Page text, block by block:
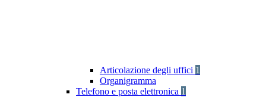
Articolazione degli uffici 1
Organigramma
Telefono e posta elettronica 1